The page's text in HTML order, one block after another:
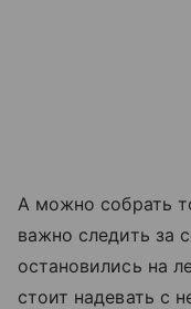
А можно собрать
важно следить за
остановились на
стоит надевать с